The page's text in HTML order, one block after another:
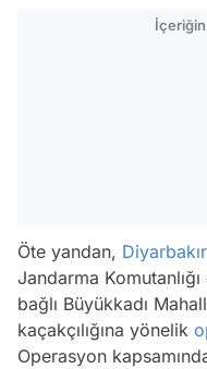
İçeriğin
Öte yandan, Diyarbakır
Jandarma
bağlı Büyükkadı
kaçakçılığına yönelik
Operasyon